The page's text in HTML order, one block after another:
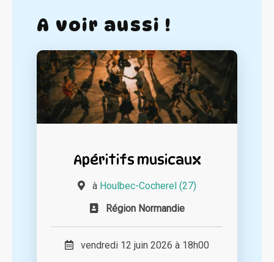
A voir aussi !
Apéritifs musicaux
à Houlbec-Cocherel (27)
Région Normandie
vendredi 12 juin 2026 à 18h00